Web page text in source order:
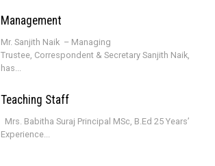
Management
Mr. Sanjith Naik – Managing
Trustee, Correspondent & Secretary Sanjith Naik,
has...
Teaching Staff
Mrs. Babitha Suraj Principal MSc, B.Ed 25 Years’
Experience...